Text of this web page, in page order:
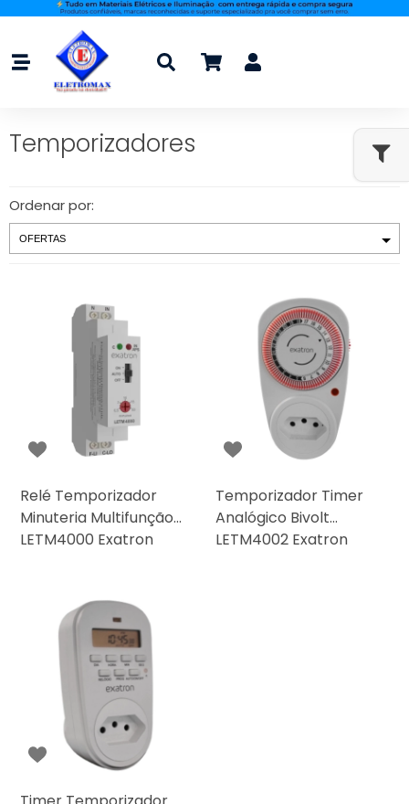
Temporizadores
Ordenar por:
Relé Temporizador
Minuteria Multifunção
LETM4000 Exatron
Temporizador Timer
Analógico Bivolt
LETM4002 Exatron